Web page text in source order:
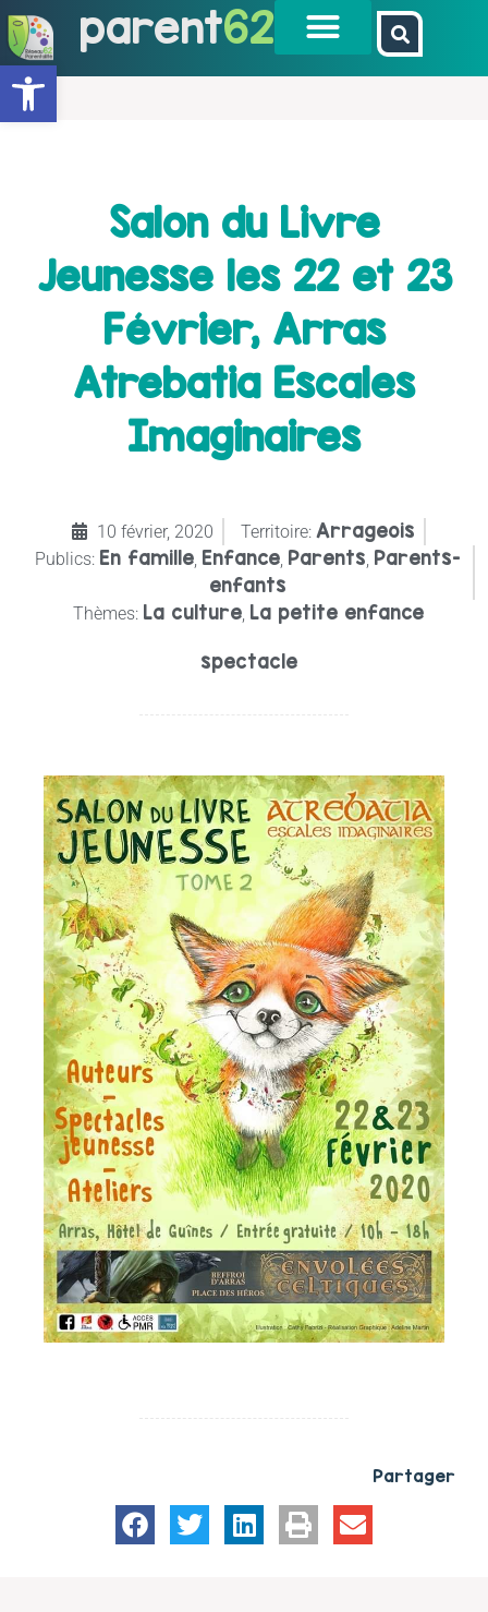
Ouvrir la barre d’outils
parent62
Salon du Livre
Jeunesse les 22 et 23
Février, Arras
Atrebatia Escales
Imaginaires
10 février, 2020 Territoire: Arrageois
Publics: En famille, Enfance, Parents Parents-
enfants
Thèmes: La culture La petite enfance
spectacle
Partager